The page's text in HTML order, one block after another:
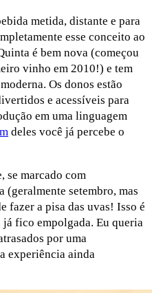
metida, distante e para
esse conceito ao
é bem nova (começou
vinho em 2010!) e tem
Os donos estão
e acessíveis para
em uma linguagem
deles você já percebe o
se marcado com
(geralmente setembro, mas
fazer a pisa das uvas! Isso é
fico empolgada. Eu queria
por uma
experiência ainda